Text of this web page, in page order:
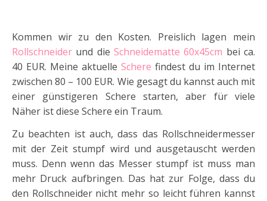
Kommen wir zu den Kosten. Preislich lagen mein
Rollschneider und die Schneidematte 60x45cm bei ca.
40 EUR. Meine aktuelle Schere findest du im Internet
zwischen 80 – 100 EUR. Wie gesagt du kannst auch mit
einer günstigeren Schere starten, aber für viele
Näher ist diese Schere ein Traum.
Zu beachten ist auch, dass das Rollschneidermesser
mit der Zeit stumpf wird und ausgetauscht werden
muss. Denn wenn das Messer stumpf ist muss man
mehr Druck aufbringen. Das hat zur Folge, dass du
den Rollschneider nicht mehr so leicht führen kannst